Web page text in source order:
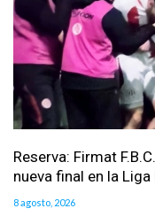
Reserva: Firmat
nueva final en la
8 agosto, 2026